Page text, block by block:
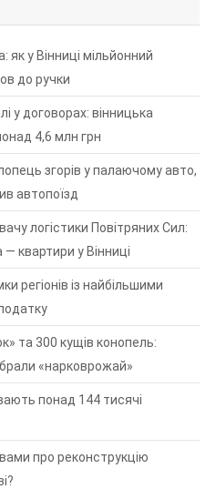
як у Вінниці мільйонний
до ручки
у договорах: вінницька
4,6 млн грн
згорів у палаючому авто,
автопоїзд
логістики Повітряних Сил:
квартири у Вінниці
регіонів із найбільшими
та 300 кущів конопель:
«нарковрожай»
понад 144 тисячі
про реконструкцію